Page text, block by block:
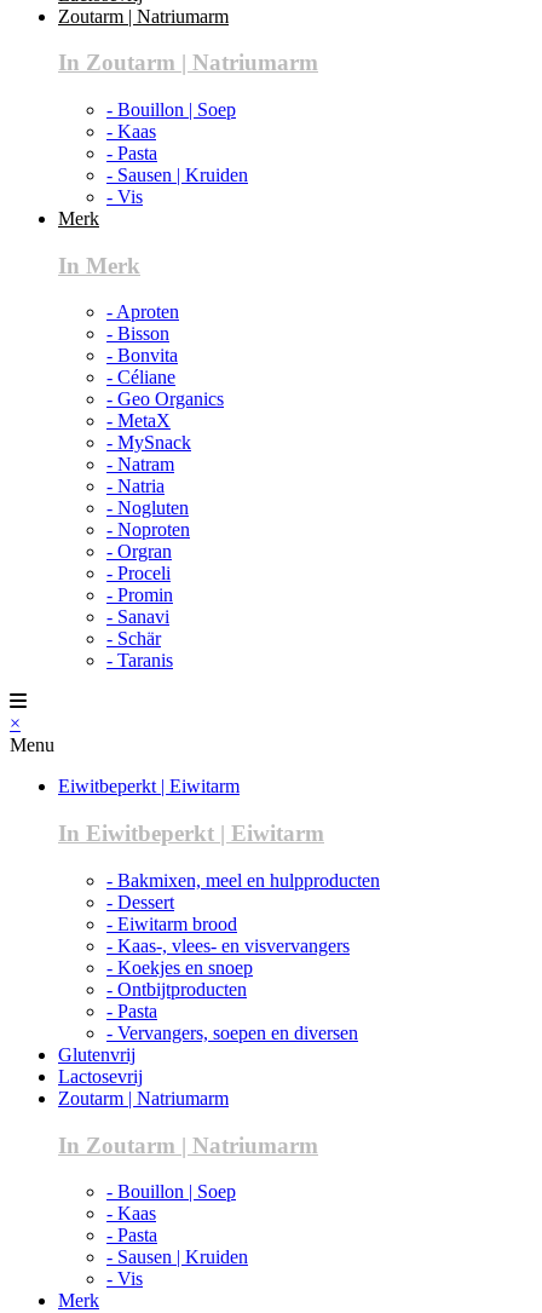
Zoutarm | Natriumarm
In Zoutarm | Natriumarm
- Bouillon | Soep
- Kaas
- Pasta
- Sausen | Kruiden
- Vis
Merk
In Merk
- Aproten
- Bisson
- Bonvita
- Céliane
- Geo Organics
- MetaX
- MySnack
- Natram
- Natria
- Nogluten
- Noproten
- Orgran
- Proceli
- Promin
- Sanavi
- Schär
- Taranis
×
Menu
Eiwitbeperkt | Eiwitarm
In Eiwitbeperkt | Eiwitarm
- Bakmixen, meel en hulpproducten
- Dessert
- Eiwitarm brood
- Kaas-, vlees- en visvervangers
- Koekjes en snoep
- Ontbijtproducten
- Pasta
- Vervangers, soepen en diversen
Glutenvrij
Lactosevrij
Zoutarm | Natriumarm
In Zoutarm | Natriumarm
- Bouillon | Soep
- Kaas
- Pasta
- Sausen | Kruiden
- Vis
Merk